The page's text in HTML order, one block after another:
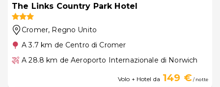
The Links Country Park Hotel
Cromer, Regno Unito
A 3.7 km de Centro di Cromer
A 28.8 km de Aeroporto Internazionale di Norwich
Volo + Hotel da 149 €/ notte